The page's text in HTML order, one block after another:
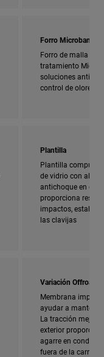
Forro Microban
Forro de malla de
tratamiento
soluciones
control de olores
Plantilla
Plantilla
de vidrio con
antichoque en el
proporciona
impactos,
las clavijas
Variación Offroad
Membrana
ayudar a
La tracción
exterior
agarre en
fuera de la